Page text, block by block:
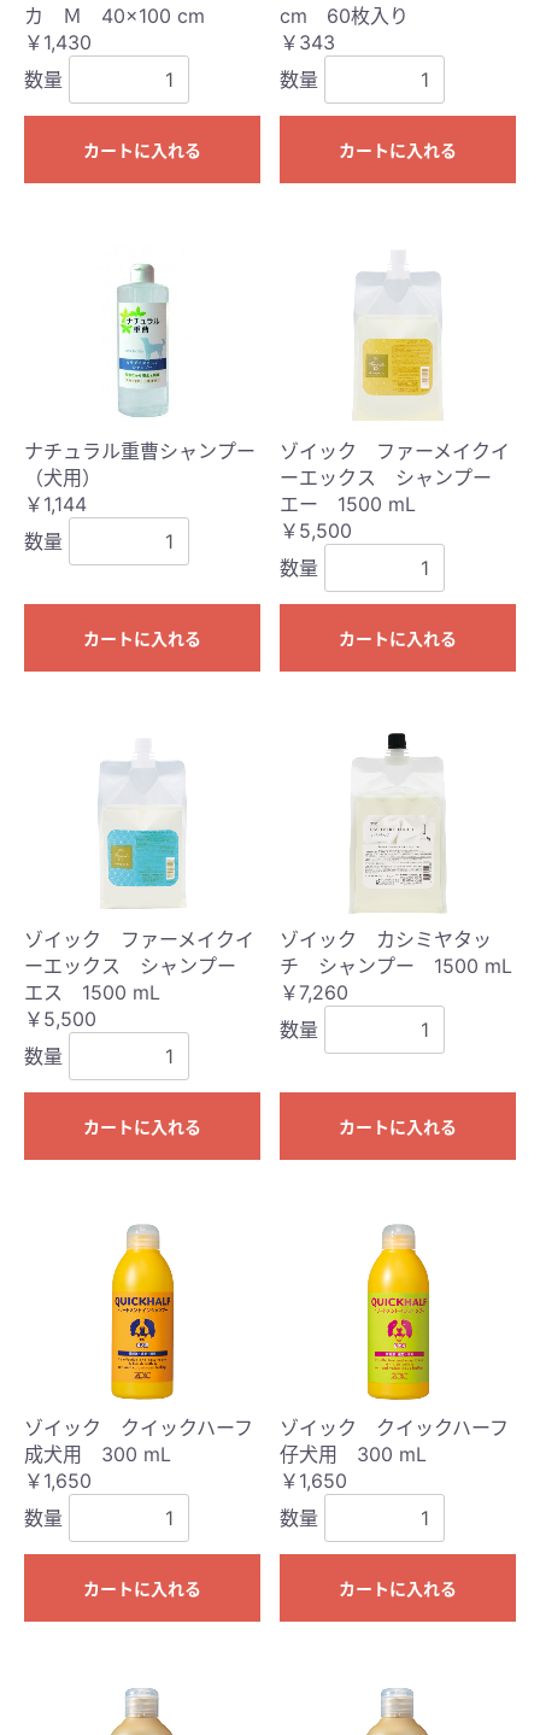
カ Ｍ 40×100 cm
￥1,430
数量
カートに入れる
cm 60枚入り
￥343
数量
カートに入れる
ナチュラル重曹シャンプー
（犬用）
￥1,144
数量
カートに入れる
ゾイック ファーメイクイ
ーエックス シャンプー
エー 1500 mL
￥5,500
数量
カートに入れる
ゾイック ファーメイクイ
ーエックス シャンプー
エス 1500 mL
￥5,500
数量
カートに入れる
ゾイック カシミヤタッ
チ シャンプー 1500 mL
￥7,260
数量
カートに入れる
ゾイック クイックハーフ
成犬用 300 mL
￥1,650
数量
カートに入れる
ゾイック クイックハーフ
仔犬用 300 mL
￥1,650
数量
カートに入れる